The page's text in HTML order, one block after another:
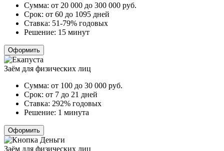
Сумма: от 20 000 до 300 000 руб.
Срок: от 60 до 1095 дней
Ставка: 51-79% годовых
Решение: 15 минут
Оформить
Заём для физических лиц
Сумма: от 100 до 30 000 руб.
Срок: от 7 до 21 дней
Ставка: 292% годовых
Решение: 1 минута
Оформить
Заём для физических лиц